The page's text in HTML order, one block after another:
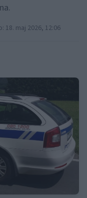
18. maj 2026, 12:06